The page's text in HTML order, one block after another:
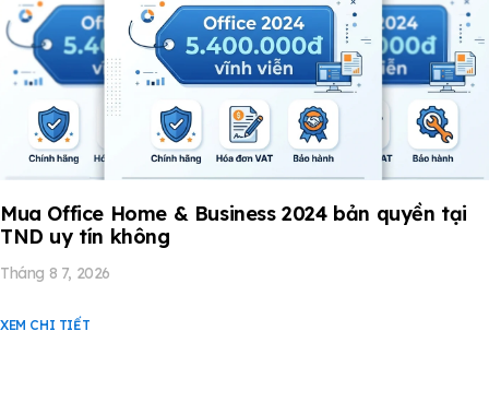
Mua Office Home & Business 2024 bản quyền tại
TND uy tín không
Tháng 8 7, 2026
XEM CHI TIẾT